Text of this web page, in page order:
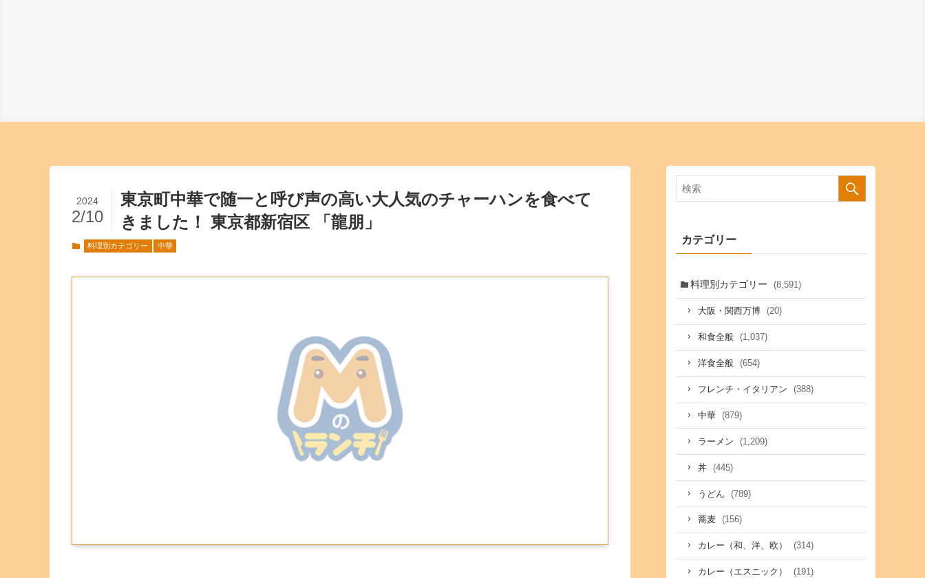
東京町中華で随一と呼び声の高い大人気のチャーハンを食べて
きました！ 東京都新宿区 「龍朋」
2024
2/10
料理別カテゴリー 中華 カテゴリー
料理別カテゴリー (8,591)
大阪・関西万博 (20)
和食全般 (1,037)
洋食全般 (654)
フレンチ・イタリアン (388)
中華 (879)
ラーメン (1,209)
丼 (445)
うどん (789)
蕎麦 (156)
カレー（和、洋、欧） (314)
カレー（エスニック） (191)